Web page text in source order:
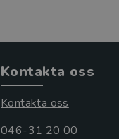
Kontakta oss
Kontakta oss
046-31 20 00